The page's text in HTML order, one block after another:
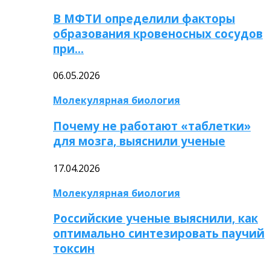
В МФТИ определили факторы
образования кровеносных сосудов
при…
06.05.2026
Молекулярная биология
Почему не работают «таблетки»
для мозга, выяснили ученые
17.04.2026
Молекулярная биология
Российские ученые выяснили, как
оптимально синтезировать паучий
токсин